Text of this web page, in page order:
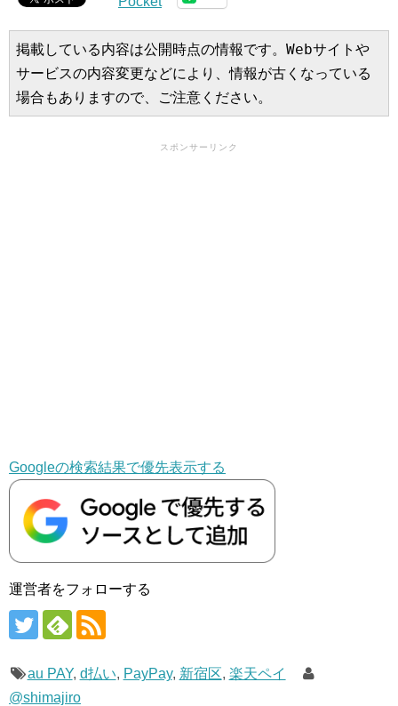
掲載している内容は公開時点の情報です。Webサイトや
サービスの内容変更などにより、情報が古くなっている
場合もありますので、ご注意ください。
スポンサーリンク
Googleの検索結果で優先表示する
運営者をフォローする
au PAY, d払い, PayPay, 新宿区, 楽天ペイ
@shimajiro